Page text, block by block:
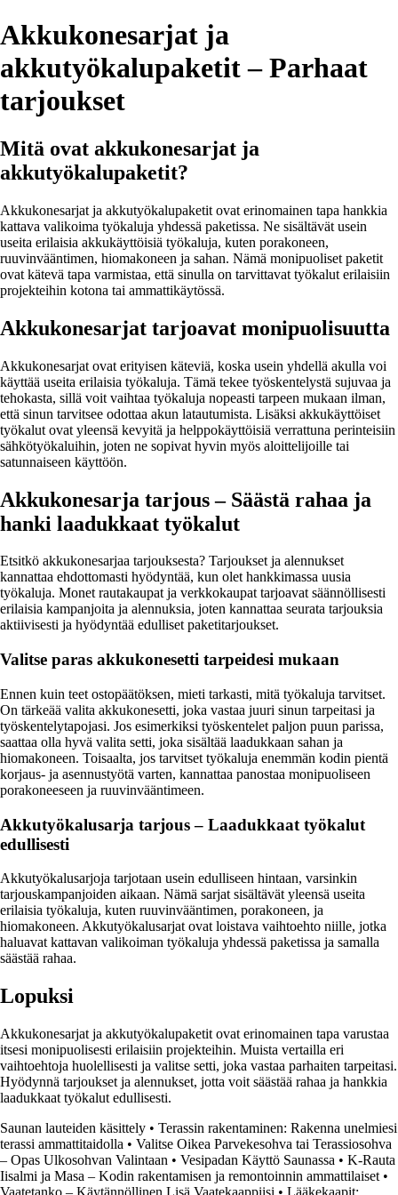
Akkukonesarjat ja
akkutyökalupaketit – Parhaat
tarjoukset
Mitä ovat akkukonesarjat ja
akkutyökalupaketit?
Akkukonesarjat ja akkutyökalupaketit ovat erinomainen tapa hankkia
kattava valikoima työkaluja yhdessä paketissa. Ne sisältävät usein
useita erilaisia akkukäyttöisiä työkaluja, kuten porakoneen,
ruuvinvääntimen, hiomakoneen ja sahan. Nämä monipuoliset paketit
ovat kätevä tapa varmistaa, että sinulla on tarvittavat työkalut erilaisiin
projekteihin kotona tai ammattikäytössä.
Akkukonesarjat tarjoavat monipuolisuutta
Akkukonesarjat ovat erityisen käteviä, koska usein yhdellä akulla voi
käyttää useita erilaisia työkaluja. Tämä tekee työskentelystä sujuvaa ja
tehokasta, sillä voit vaihtaa työkaluja nopeasti tarpeen mukaan ilman,
että sinun tarvitsee odottaa akun latautumista. Lisäksi akkukäyttöiset
työkalut ovat yleensä kevyitä ja helppokäyttöisiä verrattuna perinteisiin
sähkötyökaluihin, joten ne sopivat hyvin myös aloittelijoille tai
satunnaiseen käyttöön.
Akkukonesarja tarjous – Säästä rahaa ja
hanki laadukkaat työkalut
Etsitkö akkukonesarjaa tarjouksesta? Tarjoukset ja alennukset
kannattaa ehdottomasti hyödyntää, kun olet hankkimassa uusia
työkaluja. Monet rautakaupat ja verkkokaupat tarjoavat säännöllisesti
erilaisia kampanjoita ja alennuksia, joten kannattaa seurata tarjouksia
aktiivisesti ja hyödyntää edulliset paketitarjoukset.
Valitse paras akkukonesetti tarpeidesi mukaan
Ennen kuin teet ostopäätöksen, mieti tarkasti, mitä työkaluja tarvitset.
On tärkeää valita akkukonesetti, joka vastaa juuri sinun tarpeitasi ja
työskentelytapojasi. Jos esimerkiksi työskentelet paljon puun parissa,
saattaa olla hyvä valita setti, joka sisältää laadukkaan sahan ja
hiomakoneen. Toisaalta, jos tarvitset työkaluja enemmän kodin pientä
korjaus- ja asennustyötä varten, kannattaa panostaa monipuoliseen
porakoneeseen ja ruuvinvääntimeen.
Akkutyökalusarja tarjous – Laadukkaat työkalut
edullisesti
Akkutyökalusarjoja tarjotaan usein edulliseen hintaan, varsinkin
tarjouskampanjoiden aikaan. Nämä sarjat sisältävät yleensä useita
erilaisia työkaluja, kuten ruuvinvääntimen, porakoneen, ja
hiomakoneen. Akkutyökalusarjat ovat loistava vaihtoehto niille, jotka
haluavat kattavan valikoiman työkaluja yhdessä paketissa ja samalla
säästää rahaa.
Lopuksi
Akkukonesarjat ja akkutyökalupaketit ovat erinomainen tapa varustaa
itsesi monipuolisesti erilaisiin projekteihin. Muista vertailla eri
vaihtoehtoja huolellisesti ja valitse setti, joka vastaa parhaiten tarpeitasi.
Hyödynnä tarjoukset ja alennukset, jotta voit säästää rahaa ja hankkia
laadukkaat työkalut edullisesti.
Saunan lauteiden käsittely • Terassin rakentaminen: Rakenna unelmiesi
terassi ammattitaidolla • Valitse Oikea Parvekesohva tai Terassiosohva
– Opas Ulkosohvan Valintaan • Vesipadan Käyttö Saunassa • K-Rauta
Iisalmi ja Masa – Kodin rakentamisen ja remontoinnin ammattilaiset •
Vaatetanko – Käytännöllinen Lisä Vaatekaappiisi • Lääkekaapit: